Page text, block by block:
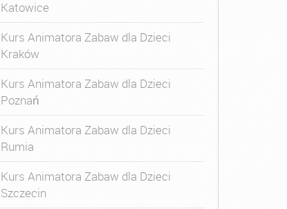
Katowice
Kurs Animatora Zabaw dla Dzieci
Kraków
Kurs Animatora Zabaw dla Dzieci
Poznań
Kurs Animatora Zabaw dla Dzieci
Rumia
Kurs Animatora Zabaw dla Dzieci
Szczecin